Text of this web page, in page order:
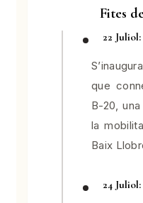
Fites
22
que
B-20,
la
Baix
24